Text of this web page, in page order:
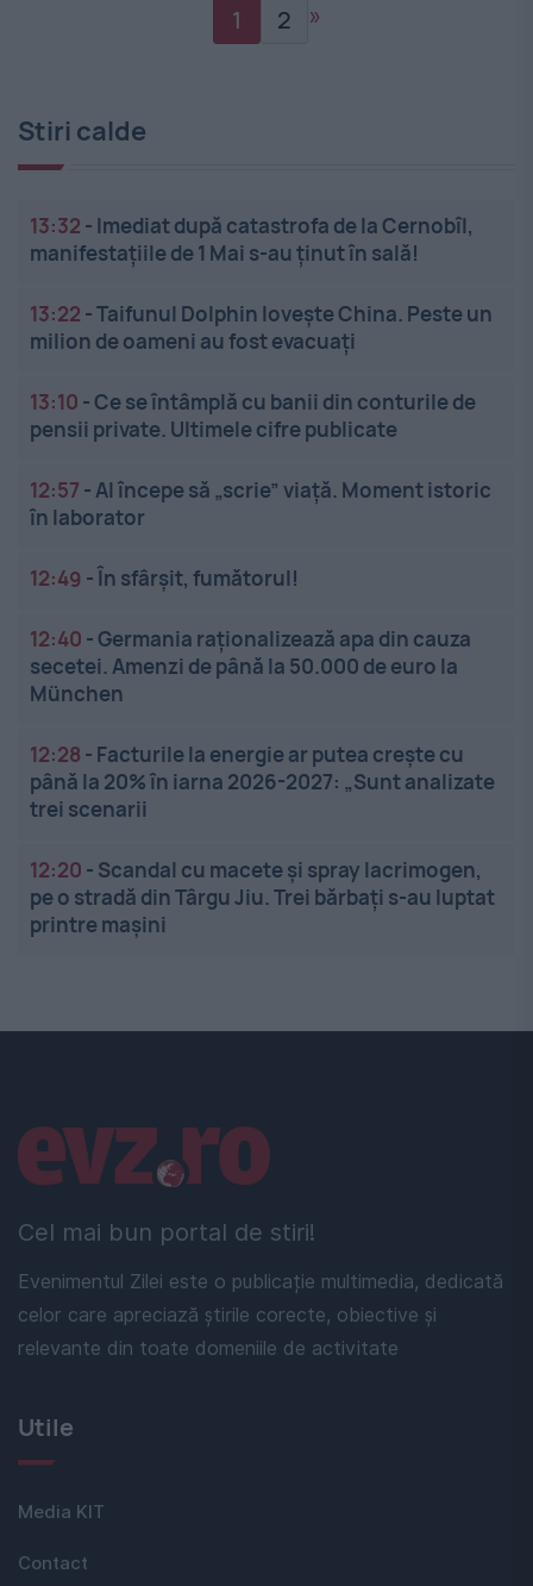
1 2 »
Stiri calde
13:32 - Imediat după catastrofa de la Cernobîl,
manifestațiile de 1 Mai s-au ținut în sală!
13:22 -Taifunul Dolphin lovește China. Peste un
milion de oameni au fost evacuați
13:10 -Ce se întâmplă cu banii din conturile de
pensii private. Ultimele cifre publicate
12:57 - AI începe să „scrie” viață. Moment istoric
în laborator
12:49 -În sfârșit, fumătorul!
12:40 -Germania raționalizează apa din cauza
secetei. Amenzi de până la 50.000 de euro la
München
12:28 - Facturile la energie ar putea crește cu
până la 20% în iarna 2026-2027: „Sunt analizate
trei scenarii
12:20 - Scandal cu macete și spray lacrimogen,
pe o stradă din Târgu Jiu. Trei bărbați s-au luptat
printre mașini
Cel mai bun portal de stiri!
Evenimentul Zilei este o publicație multimedia, dedicată
celor care apreciază știrile corecte, obiective și
relevante din toate domeniile de activitate
Linkuri utile
Utile
Media KIT
Contact